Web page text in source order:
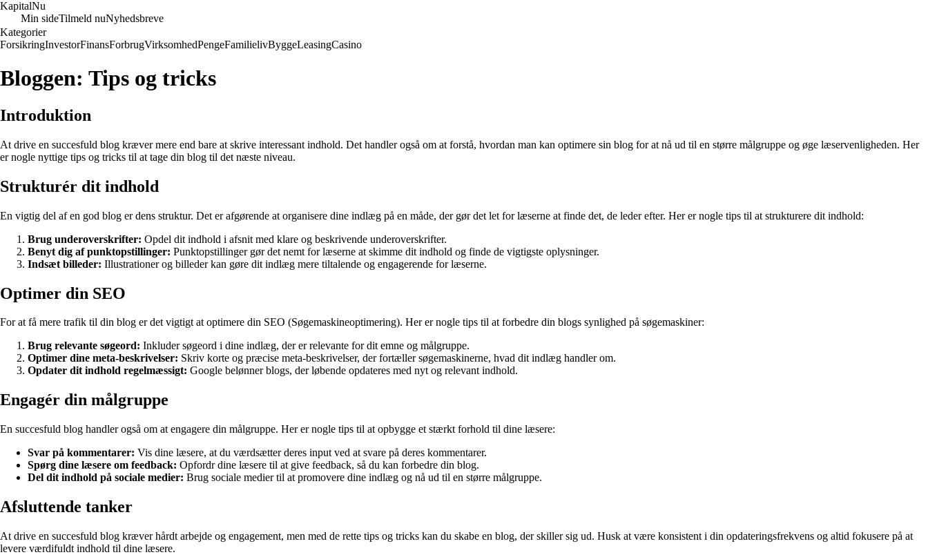
KapitalNu
Min sideTilmeld nuNyhedsbreve
Kategorier
ForsikringInvestorFinansForbrugVirksomhedPengeFamilielivByggeLeasingCasino
Bloggen: Tips og tricks
Introduktion
At drive en succesfuld blog kræver mere end bare at skrive interessant indhold. Det handler også om at forstå, hvordan man kan optimere sin blog for at nå ud til en større målgruppe og øge læservenligheden. Her
er nogle nyttige tips og tricks til at tage din blog til det næste niveau.
Strukturér dit indhold
En vigtig del af en god blog er dens struktur. Det er afgørende at organisere dine indlæg på en måde, der gør det let for læserne at finde det, de leder efter. Her er nogle tips til at strukturere dit indhold:
Brug underoverskrifter: Opdel dit indhold i afsnit med klare og beskrivende underoverskrifter.
Benyt dig af punktopstillinger: Punktopstillinger gør det nemt for læserne at skimme dit indhold og finde de vigtigste oplysninger.
Indsæt billeder: Illustrationer og billeder kan gøre dit indlæg mere tiltalende og engagerende for læserne.
Optimer din SEO
For at få mere trafik til din blog er det vigtigt at optimere din SEO (Søgemaskineoptimering). Her er nogle tips til at forbedre din blogs synlighed på søgemaskiner:
Brug relevante søgeord: Inkluder søgeord i dine indlæg, der er relevante for dit emne og målgruppe.
Optimer dine meta-beskrivelser: Skriv korte og præcise meta-beskrivelser, der fortæller søgemaskinerne, hvad dit indlæg handler om.
Opdater dit indhold regelmæssigt: Google belønner blogs, der løbende opdateres med nyt og relevant indhold.
Engagér din målgruppe
En succesfuld blog handler også om at engagere din målgruppe. Her er nogle tips til at opbygge et stærkt forhold til dine læsere:
Svar på kommentarer: Vis dine læsere, at du værdsætter deres input ved at svare på deres kommentarer.
Spørg dine læsere om feedback: Opfordr dine læsere til at give feedback, så du kan forbedre din blog.
Del dit indhold på sociale medier: Brug sociale medier til at promovere dine indlæg og nå ud til en større målgruppe.
Afsluttende tanker
At drive en succesfuld blog kræver hårdt arbejde og engagement, men med de rette tips og tricks kan du skabe en blog, der skiller sig ud. Husk at være konsistent i din opdateringsfrekvens og altid fokusere på at
levere værdifuldt indhold til dine læsere.